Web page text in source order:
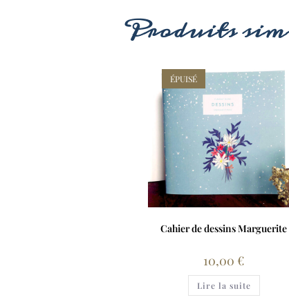
Produits
ÉPUISÉ
Cahier de dessins Marguerite
10,00 €
Lire la suite